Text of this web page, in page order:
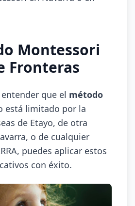
Montessori
Fronteras
que el método
está limitado por la
de Etayo, de otra
o de cualquier
puedes aplicar estos
con éxito.